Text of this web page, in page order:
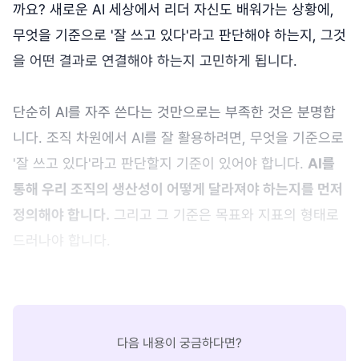
까요? 새로운 AI 세상에서 리더 자신도 배워가는 상황에,
무엇을 기준으로 '잘 쓰고 있다'라고 판단해야 하는지, 그것
을 어떤 결과로 연결해야 하는지 고민하게 됩니다.
단순히 AI를 자주 쓴다는 것만으로는 부족한 것은 분명합
니다. 조직 차원에서 AI를 잘 활용하려면, 무엇을 기준으로
'잘 쓰고 있다'라고 판단할지 기준이 있어야 합니다. AI를
통해 우리 조직의 생산성이 어떻게 달라져야 하는지를 먼저
정의해야 합니다. 그리고 그 기준은 목표와 지표의 형태로
드러나야 합니다.
다음 내용이 궁금하다면?